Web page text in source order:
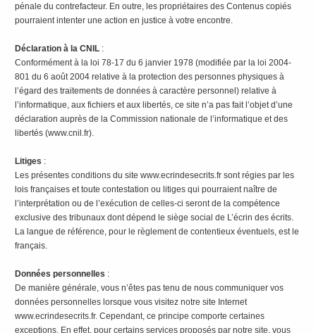
pénale du contrefacteur. En outre, les propriétaires des Contenus copiés
pourraient intenter une action en justice à votre encontre.
Déclaration à la CNIL :
Conformément à la loi 78-17 du 6 janvier 1978 (modifiée par la loi 2004-
801 du 6 août 2004 relative à la protection des personnes physiques à
l’égard des traitements de données à caractère personnel) relative à
l’informatique, aux fichiers et aux libertés, ce site n’a pas fait l’objet d’une
déclaration auprès de la Commission nationale de l’informatique et des
libertés (www.cnil.fr).
Litiges :
Les présentes conditions du site www.ecrindesecrits.fr sont régies par les
lois françaises et toute contestation ou litiges qui pourraient naître de
l’interprétation ou de l’exécution de celles-ci seront de la compétence
exclusive des tribunaux dont dépend le siège social de L’écrin des écrits.
La langue de référence, pour le règlement de contentieux éventuels, est le
français.
Données personnelles :
De manière générale, vous n’êtes pas tenu de nous communiquer vos
données personnelles lorsque vous visitez notre site Internet
www.ecrindesecrits.fr. Cependant, ce principe comporte certaines
exceptions. En effet, pour certains services proposés par notre site, vous